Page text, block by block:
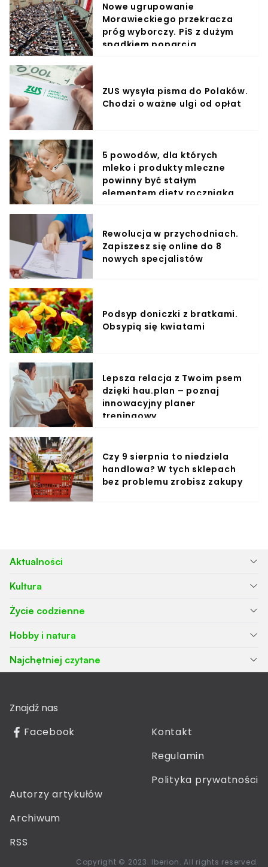
Nowe ugrupowanie
Morawieckiego przekracza
próg wyborczy. PiS z dużym
spadkiem poparcia
ZUS wysyła pisma do Polaków.
Chodzi o ważne ulgi od opłat
5 powodów, dla których
mleko i produkty mleczne
powinny być stałym
elementem diety roczniaka
Rewolucja w przychodniach.
Zapiszesz się online do 8
nowych specjalistów
Podsyp doniczki z bratkami.
Obsypią się kwiatami
Lepsza relacja z Twoim psem
dzięki hau.plan – poznaj
innowacyjny planer
treningowy
Czy 9 sierpnia to niedziela
handlowa? W tych sklepach
bez problemu zrobisz zakupy
Aktualności
Kultura
Życie codzienne
Hobby i natura
Najchętniej czytane
Znajdź nas
Facebook
Kontakt
Regulamin
Polityka prywatności
Autorzy artykułów
Archiwum
RSS
Copyright © 2023. Iberion. All rights reserved.